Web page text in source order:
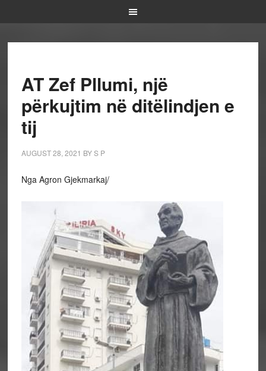
AT Zef Pllumi, një
përkujtim në ditëlindjen e
tij
AUGUST 28, 2021 BYS P
Nga Agron Gjekmarkaj/